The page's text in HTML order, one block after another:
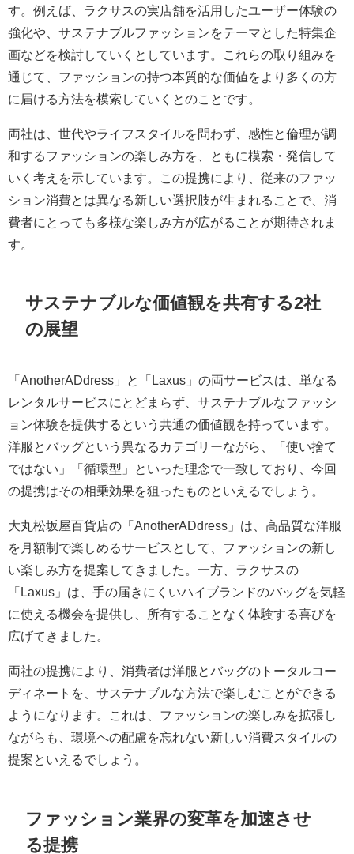
す。例えば、ラクサスの実店舗を活用したユーザー体験の
強化や、サステナブルファッションをテーマとした特集企
画などを検討していくとしています。これらの取り組みを
通じて、ファッションの持つ本質的な価値をより多くの方
に届ける方法を模索していくとのことです。
両社は、世代やライフスタイルを問わず、感性と倫理が調
和するファッションの楽しみ方を、ともに模索・発信して
いく考えを示しています。この提携により、従来のファッ
ション消費とは異なる新しい選択肢が生まれることで、消
費者にとっても多様な楽しみ方が広がることが期待されま
す。
サステナブルな価値観を共有する2社
の展望
「AnotherADdress」と「Laxus」の両サービスは、単なる
レンタルサービスにとどまらず、サステナブルなファッシ
ョン体験を提供するという共通の価値観を持っています。
洋服とバッグという異なるカテゴリーながら、「使い捨て
ではない」「循環型」といった理念で一致しており、今回
の提携はその相乗効果を狙ったものといえるでしょう。
大丸松坂屋百貨店の「AnotherADdress」は、高品質な洋服
を月額制で楽しめるサービスとして、ファッションの新し
い楽しみ方を提案してきました。一方、ラクサスの
「Laxus」は、手の届きにくいハイブランドのバッグを気軽
に使える機会を提供し、所有することなく体験する喜びを
広げてきました。
両社の提携により、消費者は洋服とバッグのトータルコー
ディネートを、サステナブルな方法で楽しむことができる
ようになります。これは、ファッションの楽しみを拡張し
ながらも、環境への配慮を忘れない新しい消費スタイルの
提案といえるでしょう。
ファッション業界の変革を加速させ
る提携